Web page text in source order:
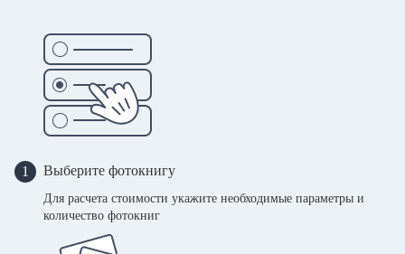
1 Выберите фотокнигу
Для расчета стоимости укажите необходимые параметры и
количество фотокниг